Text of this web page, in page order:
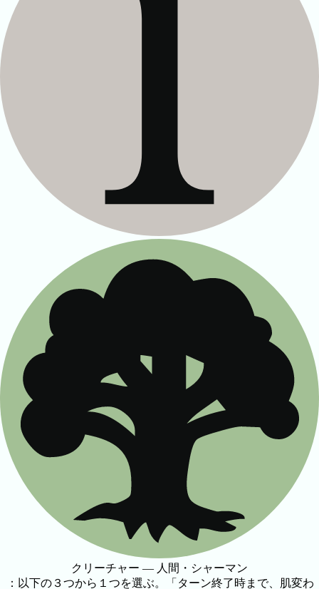
クリーチャー — 人間・シャーマン
：以下の３つから１つを選ぶ。「ターン終了時まで、肌変わ